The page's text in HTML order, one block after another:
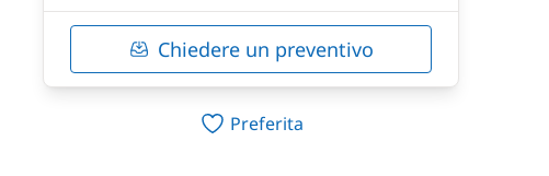
Chiedere un preventivo
Preferita